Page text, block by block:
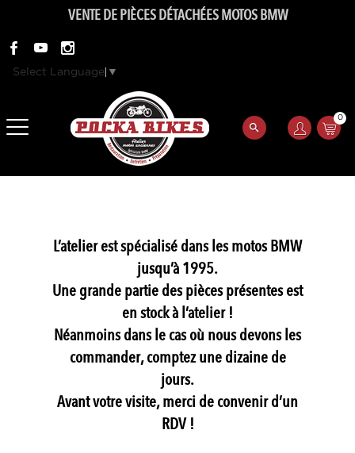
VENTE DE PIÈCES DÉTACHÉES MOTOS BMW
Select Language ▼
0
L’atelier est spécialisé dans les motos BMW
jusqu’à 1995.
Une grande partie des pièces présentes est
en stock à l’atelier !
Néanmoins dans le cas où nous devons les
commander, comptez une dizaine de
jours.
Avant votre visite, merci de convenir d’un
RDV !